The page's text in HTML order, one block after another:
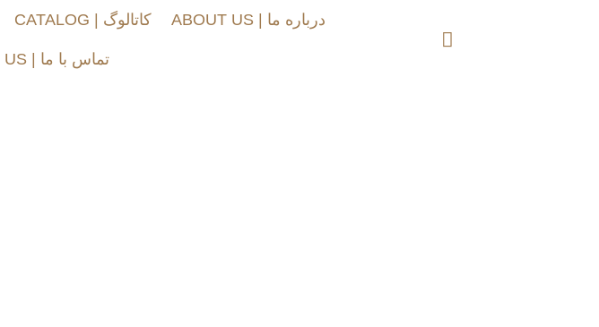
CATALOG | کاتالوگ ABOUT US | درباره ما
CONTACT US | تماس با ما